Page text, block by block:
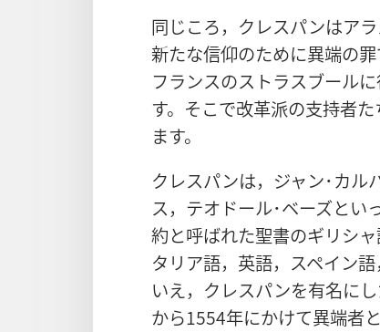
同じころ，クレスパンはア
新たな信仰のために異端の
フランスのストラスブール
す。そこで改革派の支持者
ます。
クレスパンは，ジャン･カル
ス，テオドール･ベーズとい
約と呼ばれた聖書のギリシ
タリア語，英語，スペイン
いえ，クレスパンを有名に
から1554年にかけて異端者